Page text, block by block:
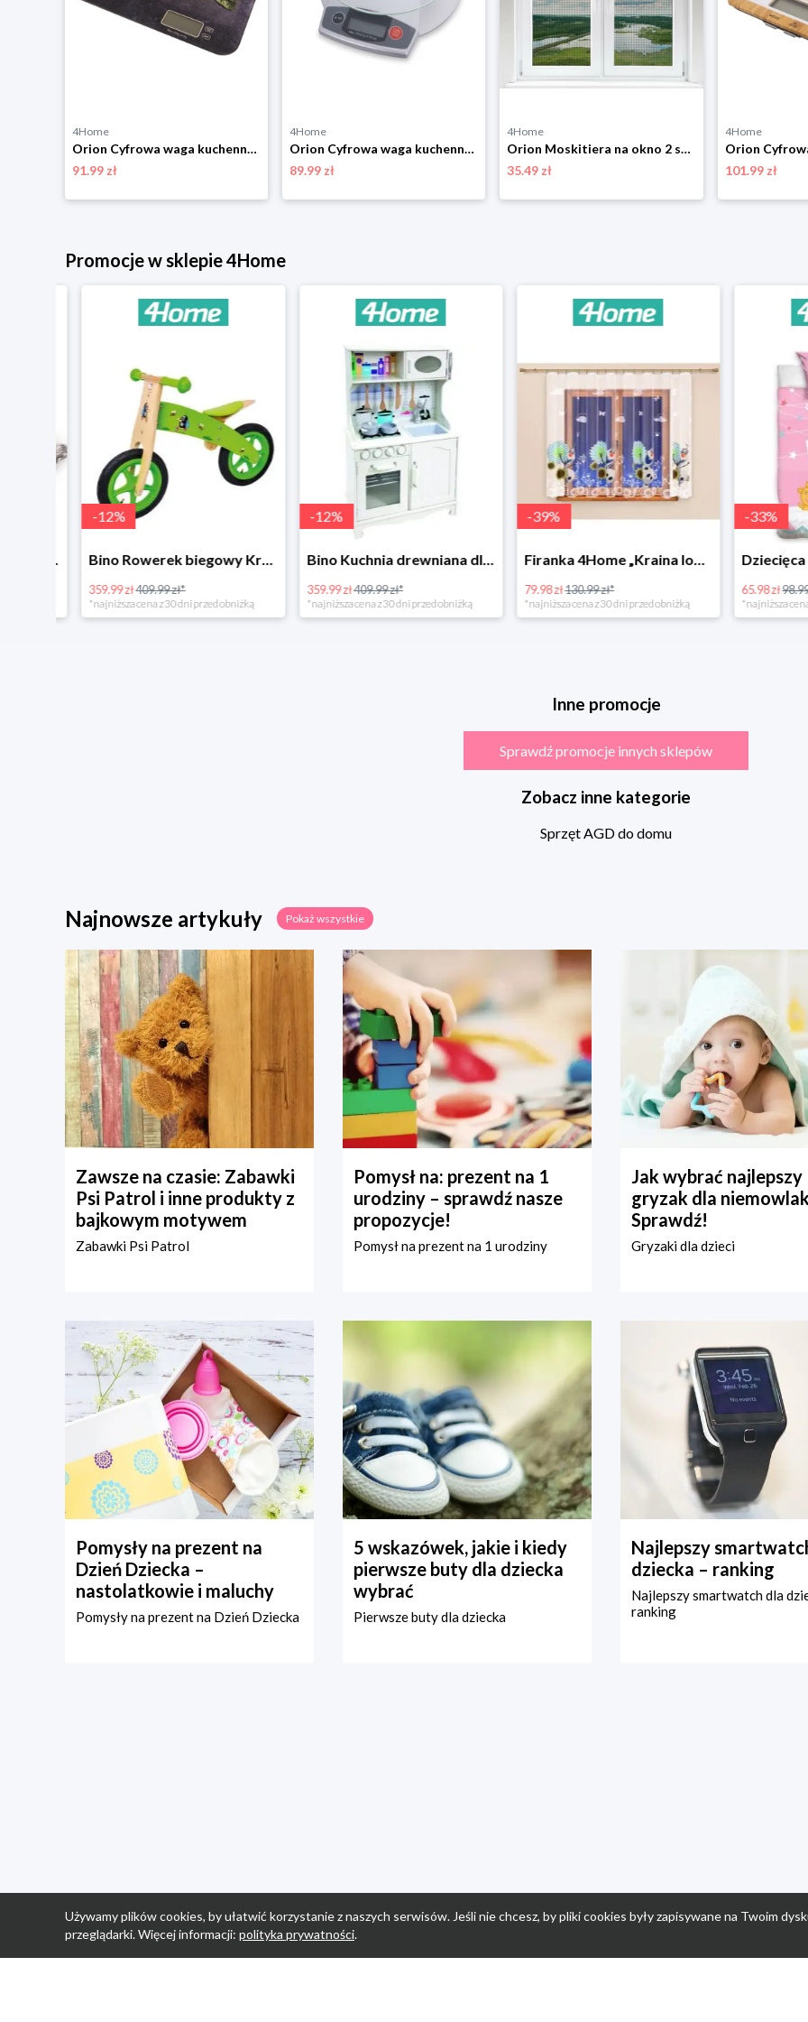
4Home
Orion Cyfrowa waga kuchenna Warzywa, 20 kg
91.99 zł
4Home
Orion Cyfrowa waga kuchenna 5 kg
89.99 zł
4Home
Orion Moskitiera na okno 2 szt., czarny, 130 x 150 cm
35.49 zł
4Home
101.99 zł
Promocje w sklepie 4Home
12%
Bino Rowerek biegowy Krecik
359.99 zł409.99 zł*
*najniższa cena z 30 dni przed obniżką
12%
Bino Kuchnia drewniana dla dzieci Provence
359.99 zł409.99 zł*
*najniższa cena z 30 dni przed obniżką
39%
Firanka 4Home „Kraina lodu” (Frozen)
79.98 zł130.99 zł*
*najniższa cena z 30 dni przed obniżką
33%
65.98 zł98.99 zł*
*najniższa cena z
Inne promocje
Sprawdź promocje innych sklepów
Zobacz inne kategorie
Sprzęt AGD do domu
Najnowsze artykuły Pokaż wszystkie
Zawsze na czasie: Zabawki
Psi Patrol i inne produkty z
bajkowym motywem
Zabawki Psi Patrol
Pomysł na: prezent na 1
urodziny – sprawdź nasze
propozycje!
Pomysł na prezent na 1 urodziny
Jak wybrać najlepszy
gryzak dla
Sprawdź!
Gryzaki dla dzieci
Pomysły na prezent na
Dzień Dziecka –
nastolatkowie i maluchy
Pomysły na prezent na Dzień Dziecka
5 wskazówek, jakie i kiedy
pierwsze buty dla dziecka
wybrać
Pierwsze buty dla dziecka
Najlepszy
dziecka – ranking
Najlepszy smartwatch dla
ranking
Używamy plików cookies, by ułatwić korzystanie z naszych serwisów. Jeśli nie chcesz, by pliki cookies były zapisywane na Twoim
przeglądarki. Więcej informacji: polityka prywatności.